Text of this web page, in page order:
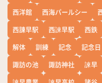
西洋館
西海パールシー
西諌早駅
西諫早駅 西鉄
解体
訓練 記念 記念日
諏訪の池
諏訪神社 諫早